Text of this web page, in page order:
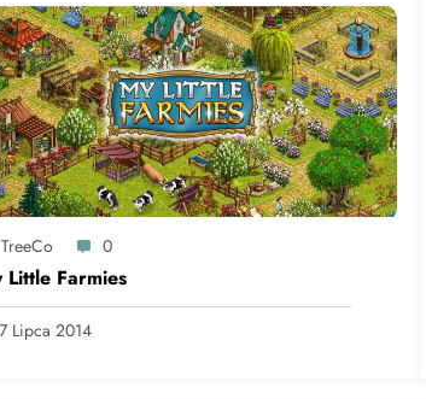
TreeCo 0
Little Farmies
7 Lipca 2014